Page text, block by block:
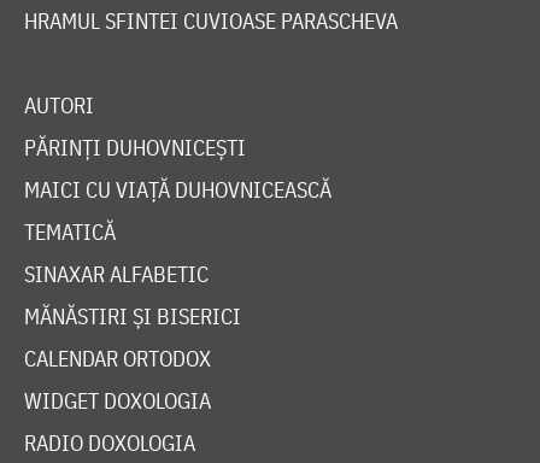
HRAMUL SFINTEI CUVIOASE PARASCHEVA
AUTORI
PĂRINȚI DUHOVNICEȘTI
MAICI CU VIAȚĂ DUHOVNICEASCĂ
TEMATICĂ
SINAXAR ALFABETIC
MĂNĂSTIRI ȘI BISERICI
CALENDAR ORTODOX
WIDGET DOXOLOGIA
RADIO DOXOLOGIA